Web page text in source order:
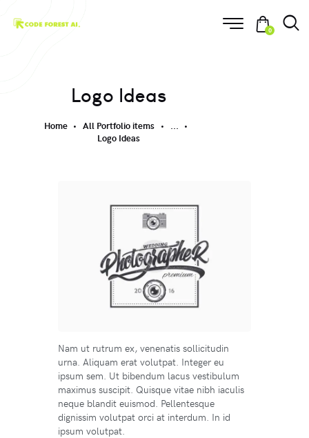
0
Logo Ideas
Home All Portfolio items
...
Logo Ideas
Nam ut rutrum ex, venenatis sollicitudin
urna. Aliquam erat volutpat. Integer eu
ipsum sem. Ut bibendum lacus vestibulum
maximus suscipit. Quisque vitae nibh iaculis
neque blandit euismod. Pellentesque
dignissim volutpat orci at interdum. In id
ipsum volutpat.